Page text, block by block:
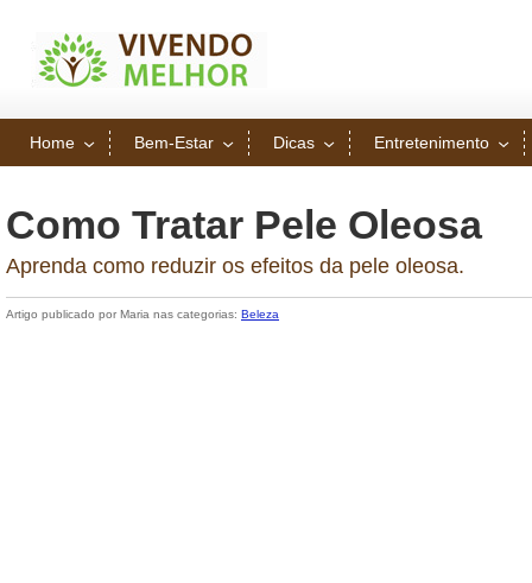
Home Bem-Estar Dicas Entretenimento
Como Tratar Pele Oleosa
Aprenda como reduzir os efeitos da pele oleosa.
Artigo publicado por Maria nas categorias: Beleza